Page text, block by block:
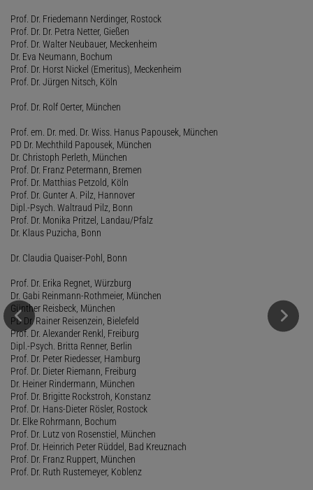
Prof. Dr. Friedemann Nerdinger, Rostock
Prof. Dr. Dr. Petra Netter, Gießen
Prof. Dr. Walter Neubauer, Meckenheim
Dr. Eva Neumann, Bochum
Prof. Dr. Horst Nickel (Emeritus), Meckenheim
Prof. Dr. Jürgen Nitsch, Köln
Prof. Dr. Rolf Oerter, München
Prof. em. Dr. med. Dr. Wiss. Hanus Papousek, München
PD Dr. Mechthild Papousek, München
Dr. Christoph Perleth, München
Prof. Dr. Franz Petermann, Bremen
Prof. Dr. Matthias Petzold, Köln
Prof. Dr. Gunter A. Pilz, Hannover
Dipl.-Psych. Waltraud Pilz, Bonn
Prof. Dr. Monika Pritzel, Landau/Pfalz
Dr. Klaus Puzicha, Bonn
Dr. Claudia Quaiser-Pohl, Bonn
Prof. Dr. Erika Regnet, Würzburg
Dr. Gabi Reinmann-Rothmeier, München
Günther Reisbeck, München
PD Dr. Rainer Reisenzein, Bielefeld
Prof. Dr. Alexander Renkl, Freiburg
Dipl.-Psych. Britta Renner, Berlin
Prof. Dr. Peter Riedesser, Hamburg
Prof. Dr. Dieter Riemann, Freiburg
Dr. Heiner Rindermann, München
Prof. Dr. Brigitte Rockstroh, Konstanz
Prof. Dr. Hans-Dieter Rösler, Rostock
Dr. Elke Rohrmann, Bochum
Prof. Dr. Lutz von Rosenstiel, München
Prof. Dr. Heinrich Peter Rüddel, Bad Kreuznach
Prof. Dr. Franz Ruppert, München
Prof. Dr. Ruth Rustemeyer, Koblenz